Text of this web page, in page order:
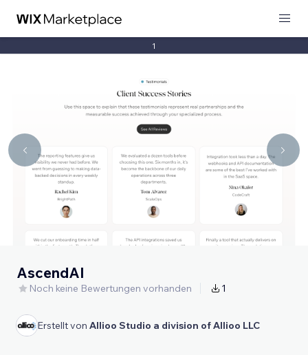
1
AscendAI
Noch keine Bewertungen vorhanden 1
Erstellt von Allioo Studio a division of Allioo LLC